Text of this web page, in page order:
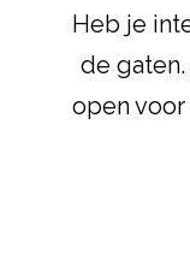
Heb je
de
open